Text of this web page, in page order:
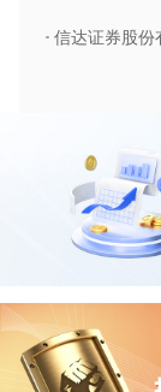
信达证券股份